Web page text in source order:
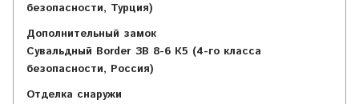
безопасности, Турция)
Дополнительный замок
Сувальдный Border ЗВ 8-6 К5 (4-го класса
безопасности, Россия)
Отделка снаружи